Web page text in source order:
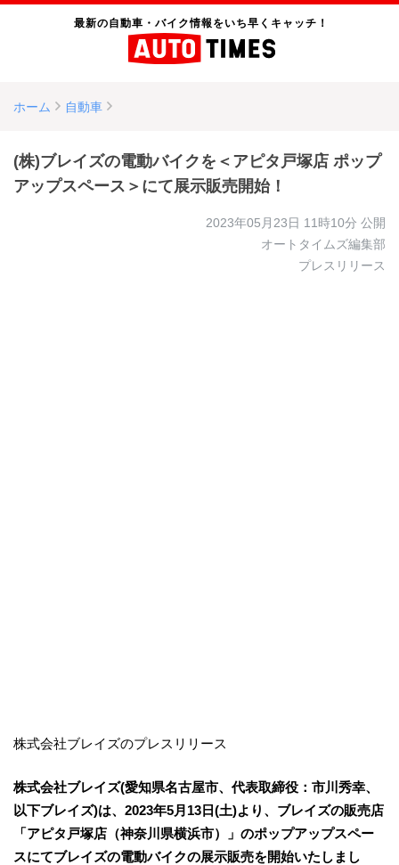
最新の自動車・バイク情報をいち早くキャッチ！
ホーム 自動車
(株)ブレイズの電動バイクを＜アピタ戸塚店 ポップ
アップスペース＞にて展示販売開始！
2023年05月23日 11時10分 公開
オートタイムズ編集部
プレスリリース
株式会社ブレイズのプレスリリース
株式会社ブレイズ(愛知県名古屋市、代表取締役：市川秀幸、
以下ブレイズ)は、2023年5月13日(土)より、ブレイズの販売店
「アピタ戸塚店（神奈川県横浜市）」のポップアップスペー
スにてブレイズの電動バイクの展示販売を開始いたしまし